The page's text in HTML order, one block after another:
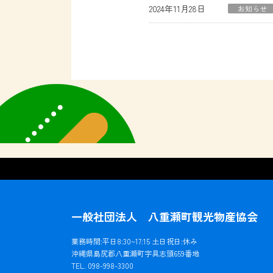
2024年11月28日 お知らせ
一般社団法人 八重瀬町観光物産協会
業務時間:平日8:30~17:15 土日祝日:休み
沖縄県島尻郡八重瀬町字具志頭659番地
TEL. 098-998-3300